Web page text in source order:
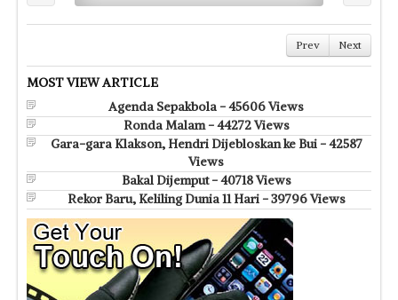
Prev Next
MOST VIEW ARTICLE
Agenda Sepakbola - 45606 Views
Ronda Malam - 44272 Views
Gara-gara Klakson, Hendri Dijebloskan ke Bui - 42587
Views
Bakal Dijemput - 40718 Views
Rekor Baru, Keliling Dunia 11 Hari - 39796 Views